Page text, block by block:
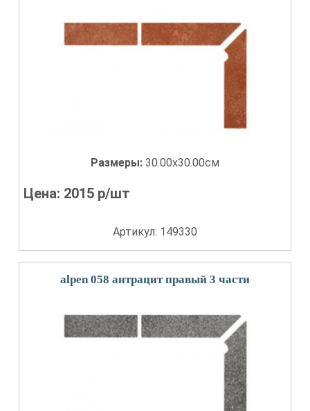
Размеры: 30.00x30.00см
Цена: 2015 р/шт
Артикул: 149330
alpen 058 антрацит правый 3 части